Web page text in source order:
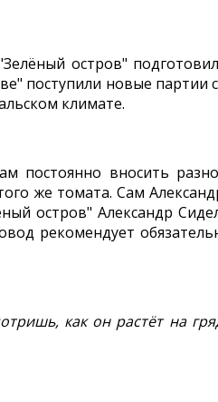
остров"
поступили новые
климате.
постоянно вносить
же томата. Сам
остров" Александр
рекомендует
как он растёт на